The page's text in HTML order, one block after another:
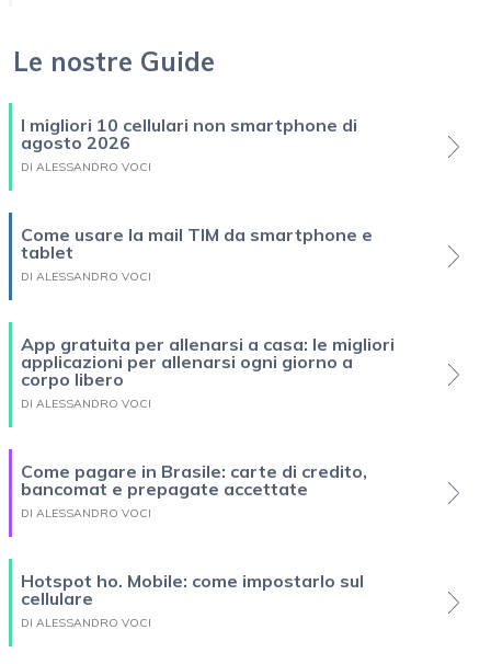
Le nostre Guide
I migliori 10 cellulari non smartphone di
agosto 2026
DI ALESSANDRO VOCI
Come usare la mail TIM da smartphone e
tablet
DI ALESSANDRO VOCI
App gratuita per allenarsi a casa: le migliori
applicazioni per allenarsi ogni giorno a
corpo libero
DI ALESSANDRO VOCI
Come pagare in Brasile: carte di credito,
bancomat e prepagate accettate
DI ALESSANDRO VOCI
Hotspot ho. Mobile: come impostarlo sul
cellulare
DI ALESSANDRO VOCI